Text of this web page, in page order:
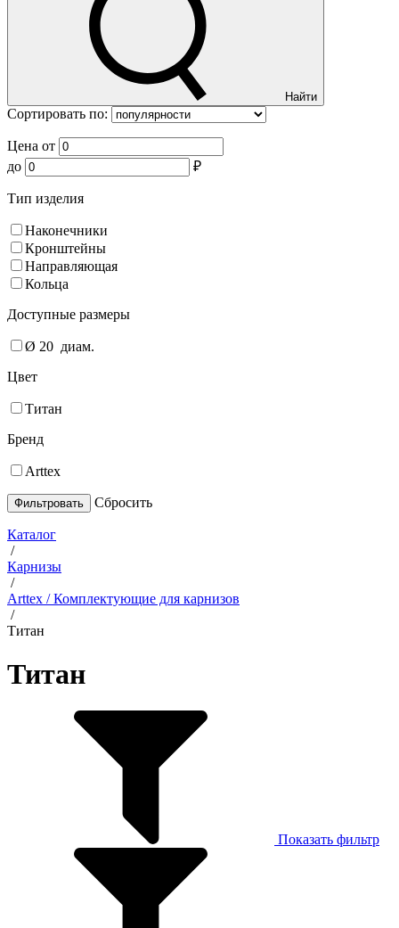
Найти
Сортировать по:
Цена от
до
₽
Тип изделия
Наконечники
Кронштейны
Направляющая
Кольца
Доступные размеры
Ø 20 диам.
Цвет
Титан
Бренд
Arttex
Cбросить
Каталог
/
Карнизы
/
Arttex / Комплектующие для карнизов
/
Титан
Титан
Показать фильтр